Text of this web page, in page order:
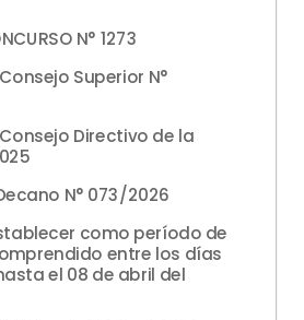
N° 1273
Superior N°
Directivo de la
N° 073/2026
como período de
entre los días
el 08 de abril del